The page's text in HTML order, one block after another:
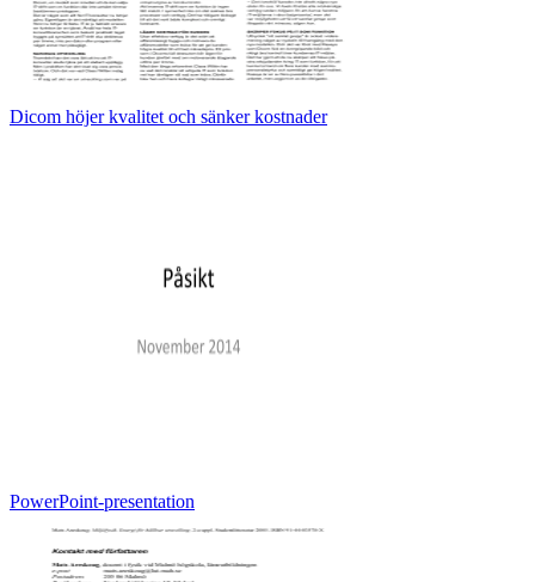
Dicom höjer kvalitet och sänker kostnader
PowerPoint-presentation